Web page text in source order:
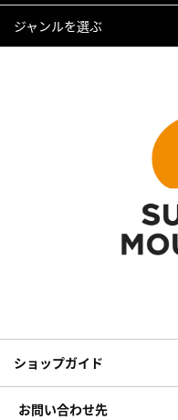
ジャンルを選ぶ
ショップガイド
お問い合わせ先